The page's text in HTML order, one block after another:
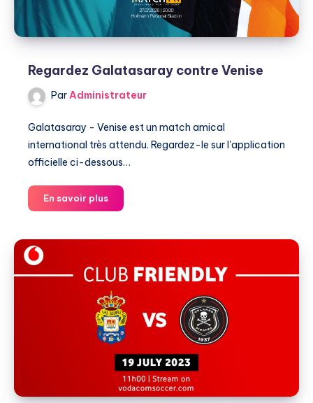
Regardez Galatasaray contre Venise
ParAdministrateur
Galatasaray - Venise est un match amical
international très attendu. Regardez-le sur l'application
officielle ci-dessous…
En savoir plusRegardez
Galatasaray